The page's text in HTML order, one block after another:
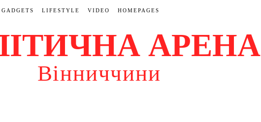
GADGETS LIFESTYLE VIDEO HOMEPAGES
АРЕНА
Вінниччини